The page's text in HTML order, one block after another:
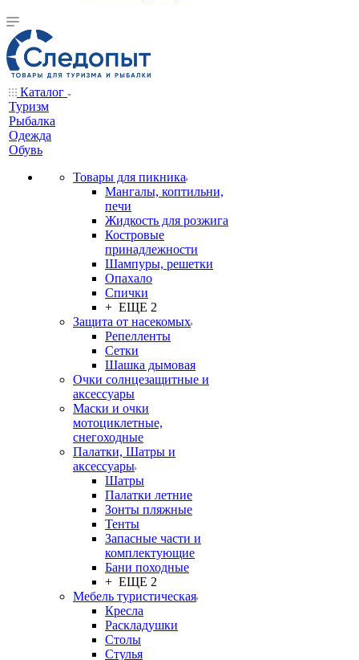
Каталог
Туризм
Рыбалка
Одежда
Обувь
Товары для пикника
Мангалы, коптильни,
печи
Жидкость для розжига
Костровые
принадлежности
Шампуры, решетки
Опахало
Спички
+ ЕЩЕ 2
Защита от насекомых
Репелленты
Сетки
Шашка дымовая
Очки солнцезащитные и
аксессуары
Маски и очки
мотоциклетные,
снегоходные
Палатки, Шатры и
аксессуары
Шатры
Палатки летние
Зонты пляжные
Тенты
Запасные части и
комплектующие
Бани походные
+ ЕЩЕ 2
Мебель туристическая
Кресла
Раскладушки
Столы
Стулья